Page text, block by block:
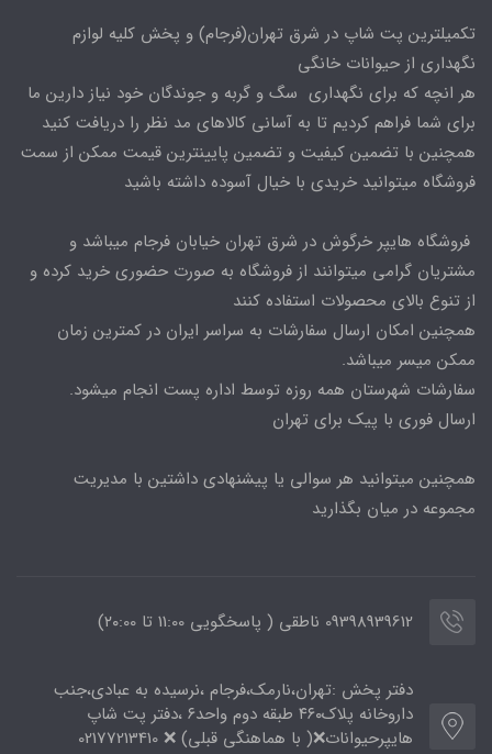
تکمیلترین پت شاپ در شرق تهران(فرجام) و پخش کلیه لوازم
نگهداری از حیوانات خانگی
هر انچه که برای نگهداری سگ و گربه و جوندگان خود نیاز دارین ما
برای شما فراهم کردیم تا به آسانی کالاهای مد نظر را دریافت کنید
همچنین با تضمین کیفیت و تضمین پایینترین قیمت ممکن از سمت
فروشگاه میتوانید خریدی با خیال آسوده داشته باشید
فروشگاه هایپر خرگوش در شرق تهران خیابان فرجام میباشد و
مشتریان گرامی میتوانند از فروشگاه به صورت حضوری خرید کرده و
از تنوع بالای محصولات استفاده کنند
همچنین امکان ارسال سفارشات به سراسر ایران در کمترین زمان
ممکن میسر میباشد.
سفارشات شهرستان همه روزه توسط اداره پست انجام میشود.
ارسال فوری با پیک برای تهران
همچنین میتوانید هر سوالی یا پیشنهادی داشتین با مدیریت
مجموعه در میان بگذارید
09398939612 ناطقی ( پاسخگویی 11:00 تا ۲۰:00)
دفتر پخش :تهران،نارمک،فرجام ،نرسیده به عبادی،جنب
داروخانه پلاک۴۶۰ طبقه دوم واحد۶ ،دفتر پت شاپ
هایپرحیوانات❌( با هماهنگی قبلی) ❌ 02177213410